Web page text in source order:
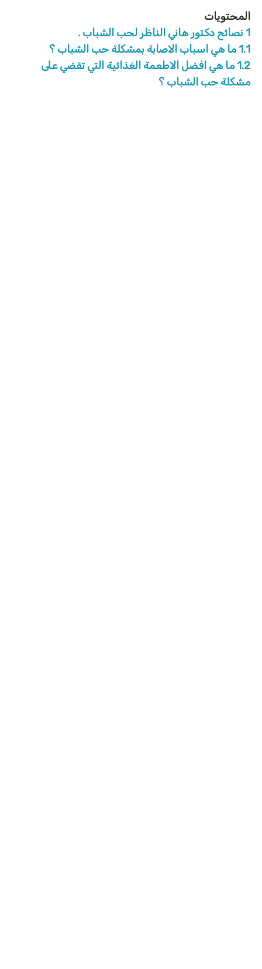
المحتويات
1 نصائح دكتور هاني الناظر لحب الشباب .
1.1 ما هي اسباب الاصابة بمشكلة حب الشباب ؟
1.2 ما هي افضل الاطعمة الغذائية التي تقضي على
مشكلة حب الشباب ؟